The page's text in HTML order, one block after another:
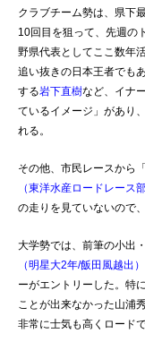
クラブチーム勢は、県下
10回目を狙って、先週の
野県代表としてここ数年
追い抜きの日本王者でも
する岩下直樹など、イナ
ているイメージ」があり
れる。
その他、市民レースから
（東洋水産ロードレース部
の走りを見ていないので
大学勢では、前筆の小出
（明星大2年/飯田風越出）
ーがエントリーした。特
ことが出来なかった山浦
非常に士気も高くロード